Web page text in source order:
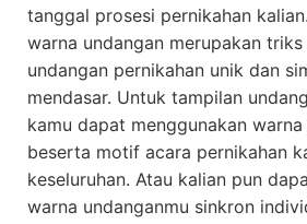
tanggal prosesi pernikahan
warna undangan merupakan
undangan pernikahan unik dan
mendasar. Untuk tampilan
kamu dapat menggunakan warna
beserta motif acara pernikahan
keseluruhan. Atau kalian pun
warna undanganmu sinkron